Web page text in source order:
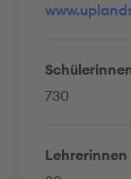
730